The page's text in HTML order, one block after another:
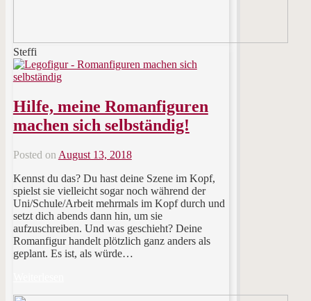
Steffi
Hilfe, meine Romanfiguren
machen sich selbständig!
Posted on August 13, 2018
Kennst du das? Du hast deine Szene im Kopf,
spielst sie vielleicht sogar noch während der
Uni/Schule/Arbeit mehrmals im Kopf durch und
setzt dich abends dann hin, um sie
aufzuschreiben. Und was geschieht? Deine
Romanfigur handelt plötzlich ganz anders als
geplant. Es ist, als würde…